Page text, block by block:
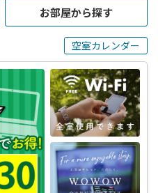
お部屋から探す
空室カレンダー